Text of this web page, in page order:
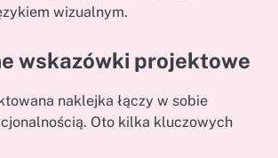
wizualnym.
wskazówki projektowe
naklejka łączy w sobie
Oto kilka kluczowych